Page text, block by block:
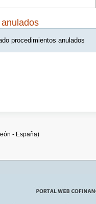
procedimientos anulados
- España)